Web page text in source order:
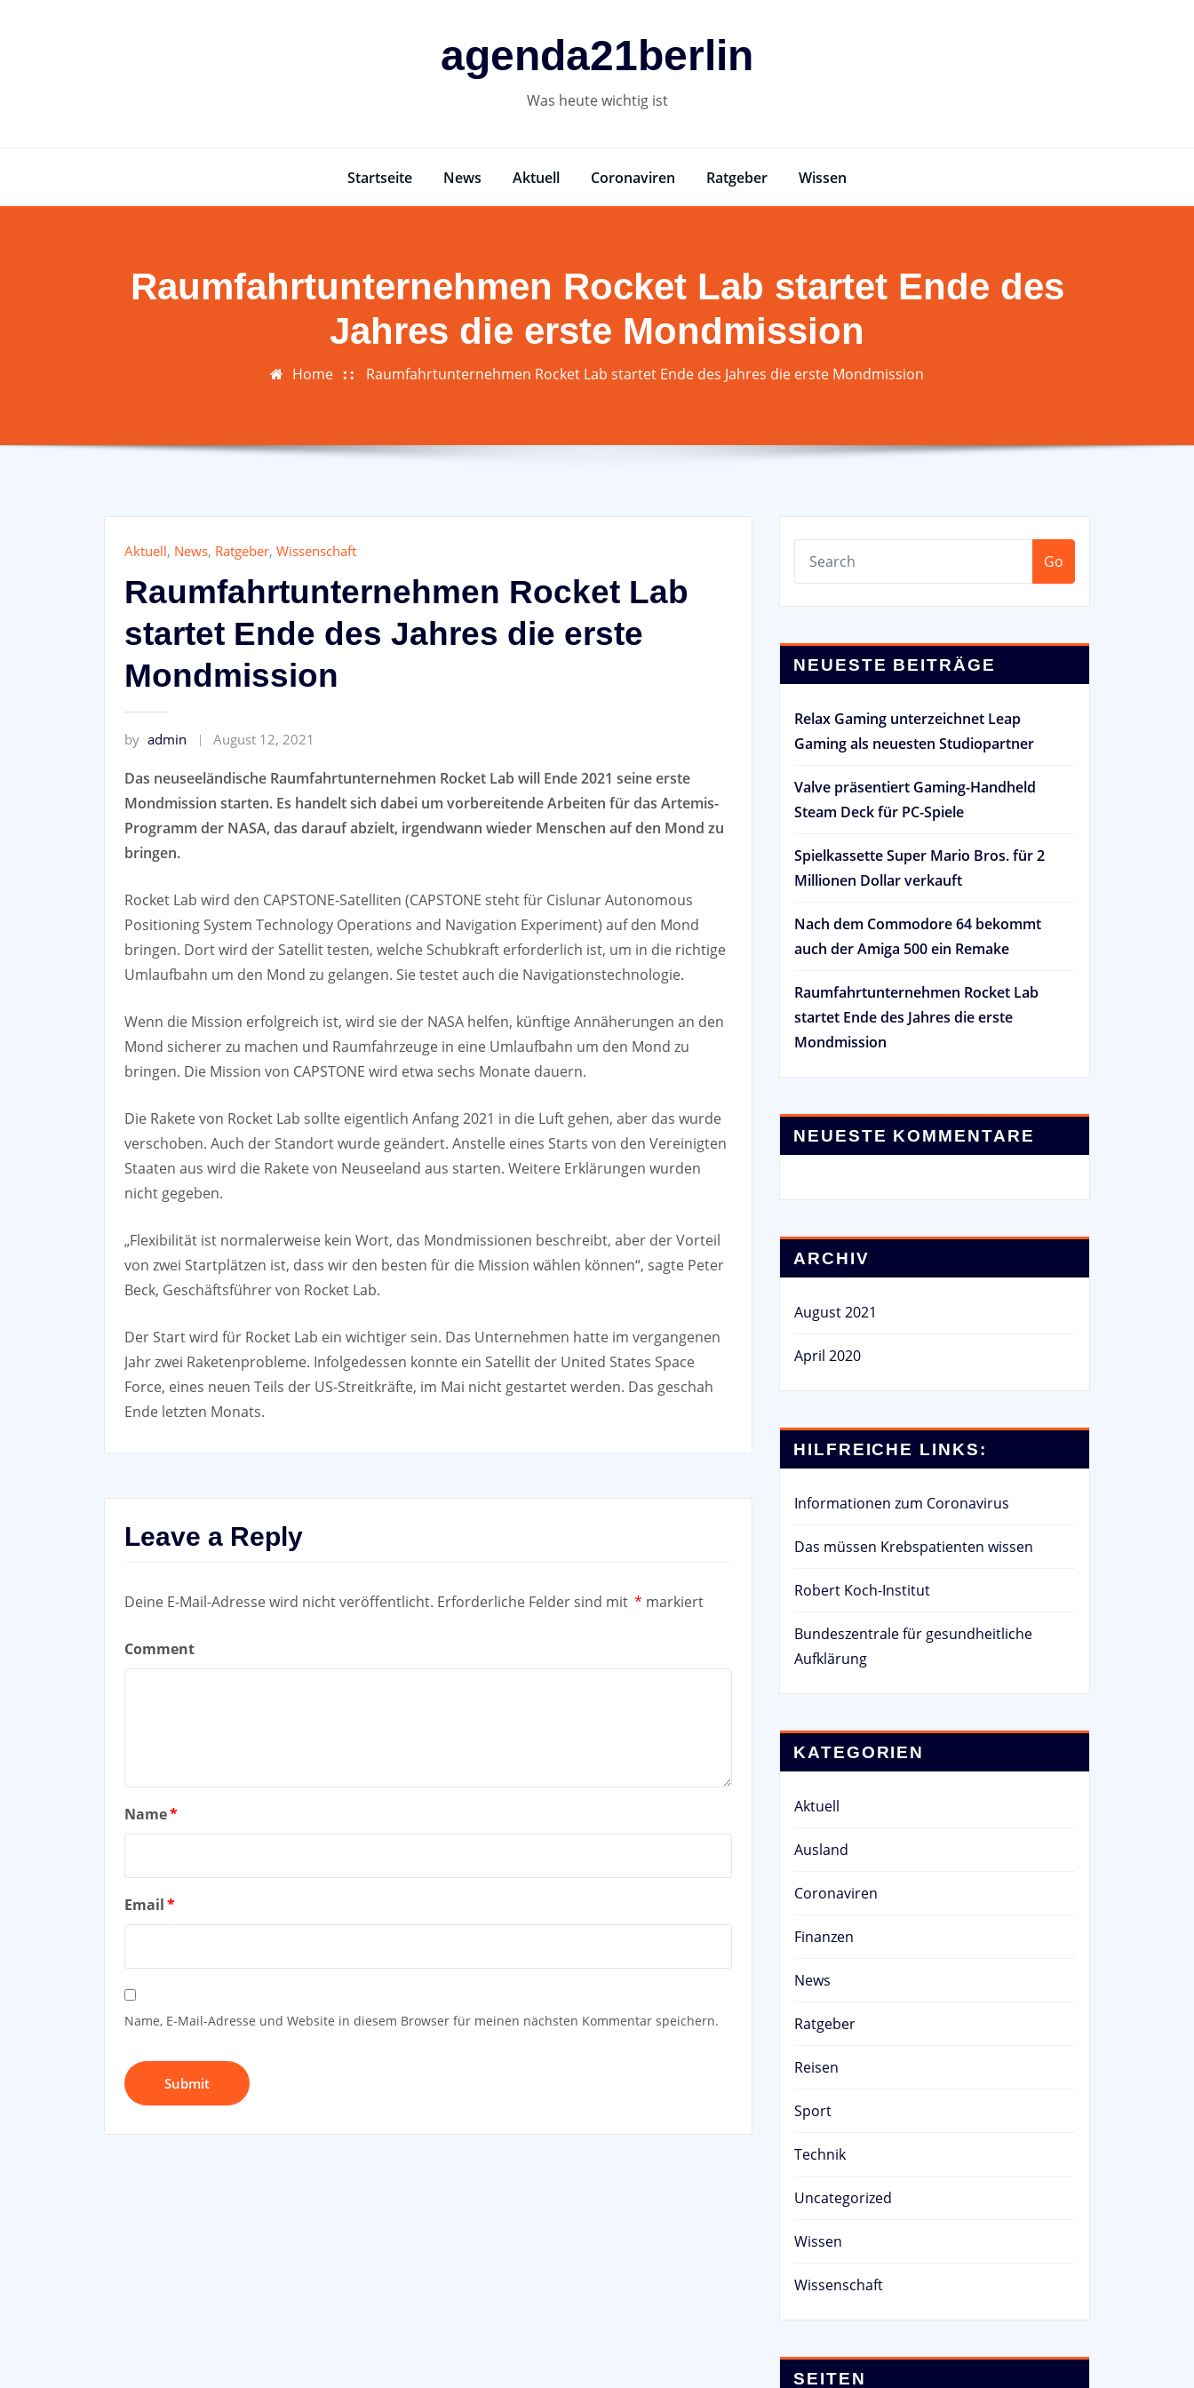
agenda21berlin
Was heute wichtig ist
Startseite News Aktuell Coronaviren Ratgeber Wissen
Raumfahrtunternehmen Rocket Lab startet Ende des
Jahres die erste Mondmission
Home Raumfahrtunternehmen Rocket Lab startet Ende des Jahres die erste Mondmission
Aktuell, News, Ratgeber, Wissenschaft
Raumfahrtunternehmen Rocket Lab
startet Ende des Jahres die erste
Mondmission
by admin August 12, 2021
Das neuseeländische Raumfahrtunternehmen Rocket Lab will Ende 2021 seine erste
Mondmission starten. Es handelt sich dabei um vorbereitende Arbeiten für das Artemis-
Programm der NASA, das darauf abzielt, irgendwann wieder Menschen auf den Mond zu
bringen.
Rocket Lab wird den CAPSTONE-Satelliten (CAPSTONE steht für Cislunar Autonomous
Positioning System Technology Operations and Navigation Experiment) auf den Mond
bringen. Dort wird der Satellit testen, welche Schubkraft erforderlich ist, um in die richtige
Umlaufbahn um den Mond zu gelangen. Sie testet auch die Navigationstechnologie.
Wenn die Mission erfolgreich ist, wird sie der NASA helfen, künftige Annäherungen an den
Mond sicherer zu machen und Raumfahrzeuge in eine Umlaufbahn um den Mond zu
bringen. Die Mission von CAPSTONE wird etwa sechs Monate dauern.
Die Rakete von Rocket Lab sollte eigentlich Anfang 2021 in die Luft gehen, aber das wurde
verschoben. Auch der Standort wurde geändert. Anstelle eines Starts von den Vereinigten
Staaten aus wird die Rakete von Neuseeland aus starten. Weitere Erklärungen wurden
nicht gegeben.
„Flexibilität ist normalerweise kein Wort, das Mondmissionen beschreibt, aber der Vorteil
von zwei Startplätzen ist, dass wir den besten für die Mission wählen können“, sagte Peter
Beck, Geschäftsführer von Rocket Lab.
Der Start wird für Rocket Lab ein wichtiger sein. Das Unternehmen hatte im vergangenen
Jahr zwei Raketenprobleme. Infolgedessen konnte ein Satellit der United States Space
Force, eines neuen Teils der US-Streitkräfte, im Mai nicht gestartet werden. Das geschah
Ende letzten Monats.
Leave a Reply
Deine E-Mail-Adresse wird nicht veröffentlicht. Erforderliche Felder sind mit * markiert
Comment
Name*
Email*
Name, E-Mail-Adresse und Website in diesem Browser für meinen nächsten Kommentar speichern.
Go
NEUESTE BEITRÄGE
Relax Gaming unterzeichnet Leap
Gaming als neuesten Studiopartner
Valve präsentiert Gaming-Handheld
Steam Deck für PC-Spiele
Spielkassette Super Mario Bros. für 2
Millionen Dollar verkauft
Nach dem Commodore 64 bekommt
auch der Amiga 500 ein Remake
Raumfahrtunternehmen Rocket Lab
startet Ende des Jahres die erste
Mondmission
NEUESTE KOMMENTARE
ARCHIV
August 2021
April 2020
HILFREICHE LINKS:
Informationen zum Coronavirus
Das müssen Krebspatienten wissen
Robert Koch-Institut
Bundeszentrale für gesundheitliche
Aufklärung
KATEGORIEN
Aktuell
Ausland
Coronaviren
Finanzen
News
Ratgeber
Reisen
Sport
Technik
Uncategorized
Wissen
Wissenschaft
SEITEN